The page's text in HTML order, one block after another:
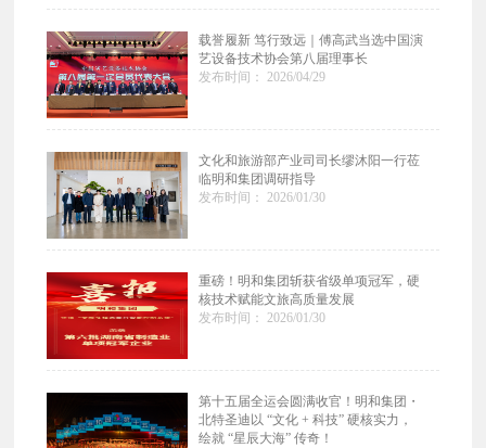
载誉履新 笃行致远｜傅高武当选中国演
艺设备技术协会第八届理事长
发布时间： 2026/04/29
文化和旅游部产业司司长缪沐阳一行莅
临明和集团调研指导
发布时间： 2026/01/30
重磅！明和集团斩获省级单项冠军，硬
核技术赋能文旅高质量发展
发布时间： 2026/01/30
第十五届全运会圆满收官！明和集团・
北特圣迪以 “文化 + 科技” 硬核实力，
绘就 “星辰大海” 传奇！